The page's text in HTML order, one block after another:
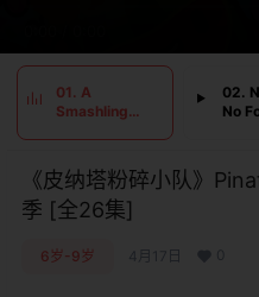
01. A
Smashling
02.
No
《皮纳塔粉碎小队》
季 [全26集]
6岁-9岁 4月17日